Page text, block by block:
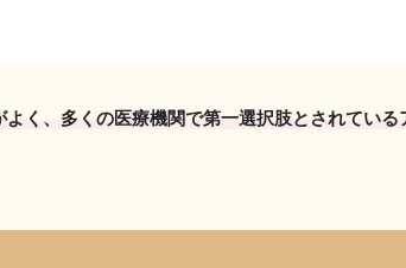
く、多くの医療機関で第一選択肢とされている